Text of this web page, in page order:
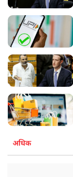
अधिक